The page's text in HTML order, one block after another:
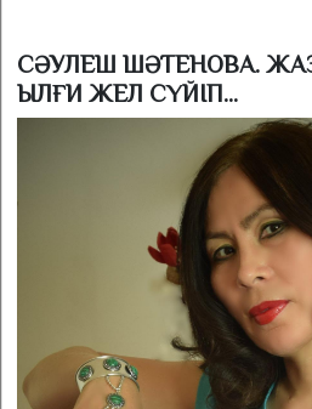
СӘУЛЕШ ШӘТЕНОВА.
ЫЛҒИ ЖЕЛ СҮЙІП...